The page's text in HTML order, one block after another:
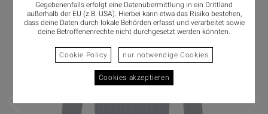
Gegebenenfalls erfolgt eine Datenübermittlung in ein Drittland
außerhalb der EU (z.B. USA). Hierbei kann etwa das Risiko bestehen,
dass deine Daten durch lokale Behörden erfasst und verarbeitet sowie
deine Betroffenenrechte nicht durchgesetzt werden könnten.
Cookie Policy nur notwendige Cookies
Cookies akzeptieren